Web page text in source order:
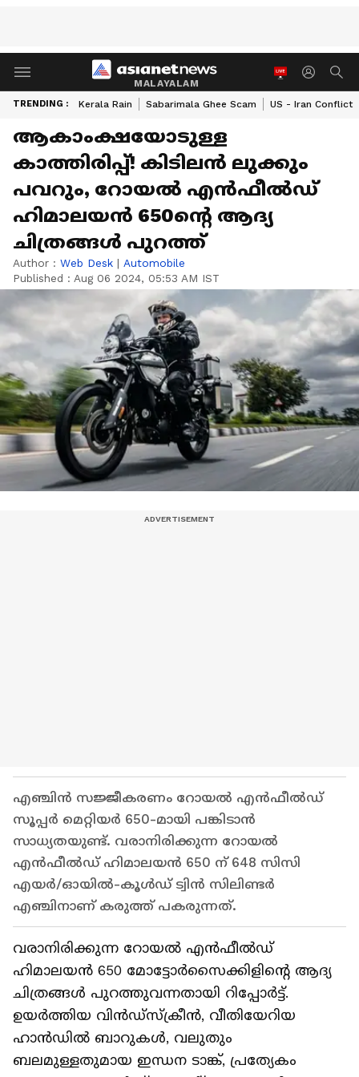
MALAYALAM
TRENDING : Kerala Rain Sabarimala Ghee Scam US - Iran Conflict
ആകാംക്ഷയോടുള്ള
കാത്തിരിപ്പ്! കിടിലൻ ലുക്കും
പവറും, റോയൽ എൻഫീൽഡ്
ഹിമാലയൻ 650ന്റെ ആദ്യ
ചിത്രങ്ങൾ പുറത്ത്
Author : Web Desk | Automobile
Published : Aug 06 2024, 05:53 AM IST
എഞ്ചിൻ സജ്ജീകരണം റോയൽ എൻഫീൽഡ്
സൂപ്പർ മെറ്റിയർ 650-മായി പങ്കിടാൻ
സാധ്യതയുണ്ട്. വരാനിരിക്കുന്ന റോയൽ
എൻഫീൽഡ് ഹിമാലയൻ 650 ന് 648 സിസി
എയർ/ഓയിൽ-കൂൾഡ് ട്വിൻ സിലിണ്ടർ
എഞ്ചിനാണ് കരുത്ത് പകരുന്നത്.
വരാനിരിക്കുന്ന റോയൽ എൻഫീൽഡ്
ഹിമാലയൻ 650 മോട്ടോർസൈക്കിളിന്‍റെ ആദ്യ
ചിത്രങ്ങൾ പുറത്തുവന്നതായി റിപ്പോര്‍ട്ട്.
ഉയർത്തിയ വിൻഡ്‌സ്‌ക്രീൻ, വീതിയേറിയ
ഹാൻഡിൽ ബാറുകൾ, വലുതും
ബലമുള്ളതുമായ ഇന്ധന ടാങ്ക്, പ്രത്യേകം